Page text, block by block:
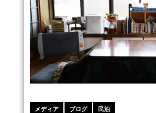
メディア ブログ 民泊